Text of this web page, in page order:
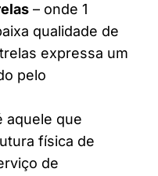
– onde 1
qualidade de
expressa um
pelo
aquele que
física de
de